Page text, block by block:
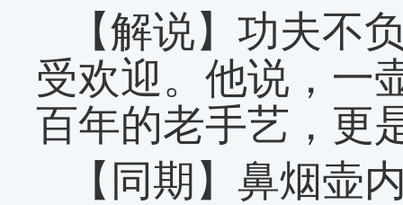
【解说】功夫不
受欢迎。他说，一
百年的老手艺，更
【同期】鼻烟壶